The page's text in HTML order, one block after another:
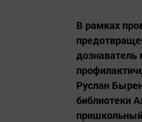
В рамках
дознаватель
Руслан
библиотеки